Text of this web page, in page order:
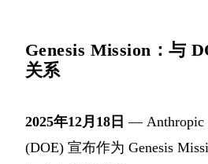
Genesis Mission：与
关系
2025年12月18日 — Anthropic
(DOE) 宣布作为 Genesis